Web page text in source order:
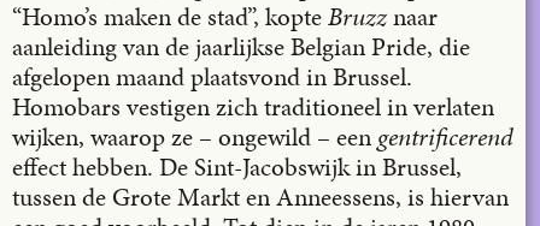
“Homo’s maken de stad”, kopteBruzznaar
aanleiding van de jaarlijkse Belgian Pride, die
afgelopen maand plaatsvond in Brussel.
Homobars vestigen zich traditioneel in verlaten
wijken, waarop ze – ongewild – een gentrificerend
effect hebben. De Sint-Jacobswijk in Brussel,
tussen de Grote Markt en Anneessens, is hiervan